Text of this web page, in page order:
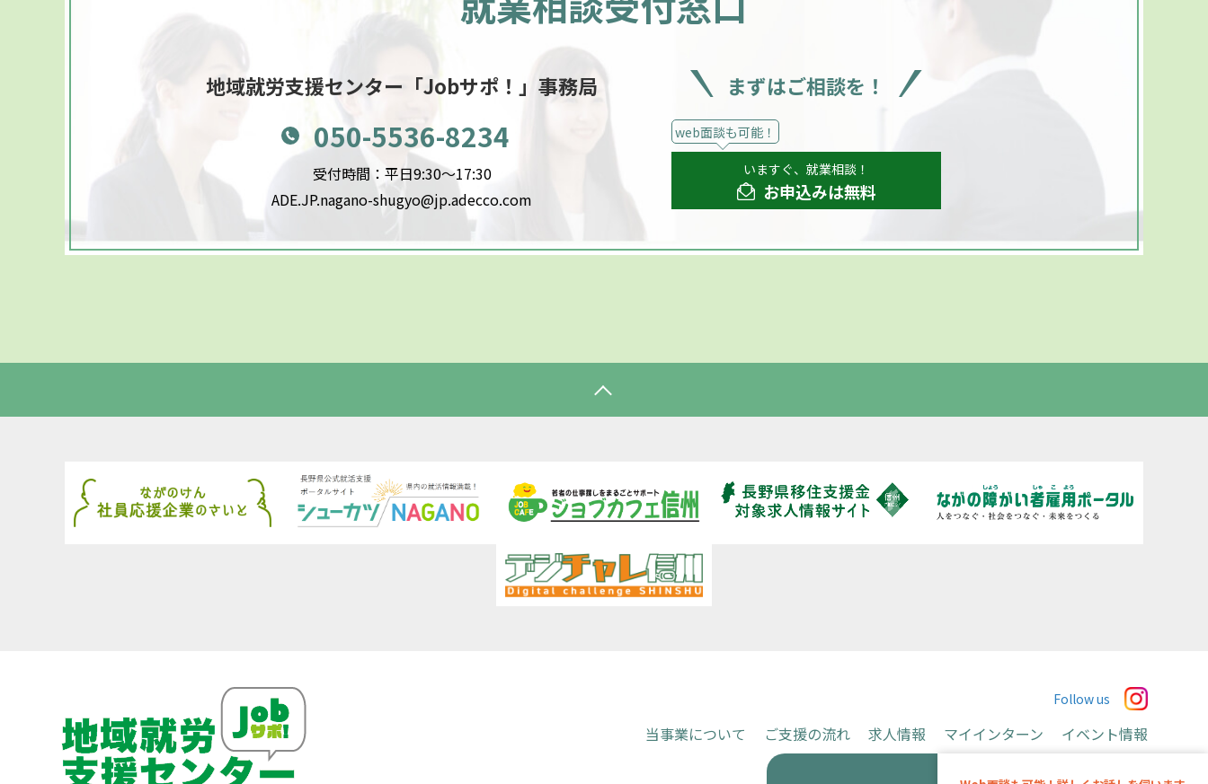
地域就労支援センター 「Jobサポ！」事務局
050-5536-8234
受付時間：平日9:30～17:30
ADE.JP.nagano-shugyo@jp.adecco.com
まずはご相談を！
web面談も可能！
いますぐ、就業相談！
お申込みは無料
当事業について ご支援の流れ 求人情報 マイインターン
イベント情報
Follow us